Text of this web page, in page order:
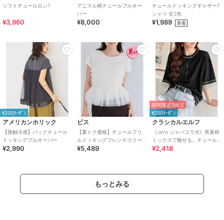
ソフトチュールロンT
¥3,960
アニマル柄チュールプルオー
バー
¥8,000
チュールドッキングギャザーT
シャツ 全2色
¥1,989 新着
¥200ｸｰﾎﾟﾝ
アメリカンホリック
【接触冷感】バックチュール
ドッキングプルオーバー
¥2,990
ビス
【夏トク価格】チュールフリ
ルドッキングフレンチスリー
ブ/UVケア
¥5,489
期間限定SALE
¥200ｸｰﾎﾟﾝ
クラシカルエルフ
《JaVa ジャバコラボ》異素材
ミックスで魅せる。チュール
ドッキング配色ステッチトッ
¥2,418
もっとみる